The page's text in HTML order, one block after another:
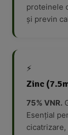
proteinele
și previn
⚡
Zinc
75% VNR.
Esențial